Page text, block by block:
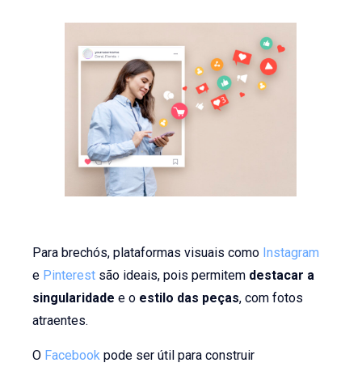
Para brechós, plataformas visuais como Instagram
e Pinterest são ideais, pois permitem destacar a
singularidade e o estilo das peças, com fotos
atraentes.
O Facebook pode ser útil para construir